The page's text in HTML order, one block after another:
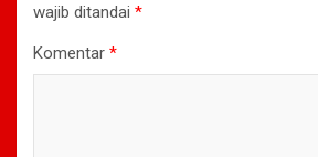
wajib ditandai *
Komentar *